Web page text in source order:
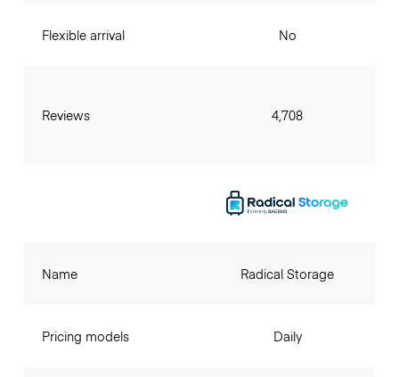
Flexible arrival
Reviews
No
4,708
Name
Pricing models
Radical Storage
Daily